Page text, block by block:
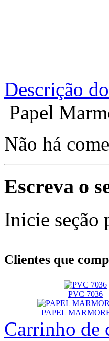
Descrição
Papel
Não há
Escreva o
Inicie seção
Clientes que
PVC 7036
PAPEL
Carrinho de